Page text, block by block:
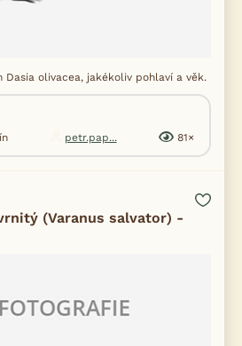
Dasia olivacea, jakékoliv pohlaví a věk.
petr.pap... 81×
(Varanus salvator) -